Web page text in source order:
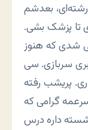
بعدشم
تا پزشک بشی.
شدی که هنوز
سربازی. سی
پریشب رفته
گرامی که
داره درس